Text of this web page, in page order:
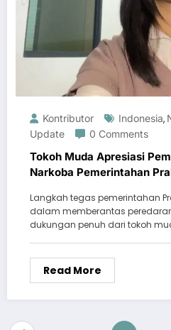
Kontributor Indonesia,
Update
0 Comments
Tokoh Muda Apresiasi
Narkoba Pemerintahan
Langkah tegas pemerintahan
dalam memberantas
dukungan penuh dari tokoh
Read More